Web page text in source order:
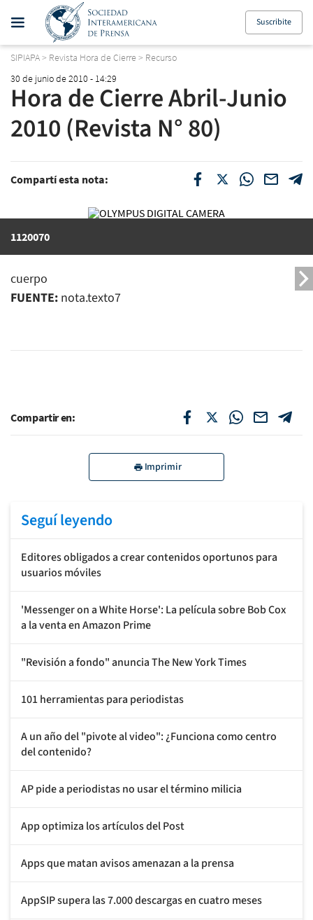
Suscribite
SIPIAPA> Revista Hora de Cierre> Recurso
30 de junio de 2010 - 14:29
Hora de Cierre Abril-Junio
2010 (Revista N° 80)
Compartí esta nota:
1120070
cuerpo
FUENTE: nota.texto7
Compartir en:
Imprimir
Seguí leyendo
Editores obligados a crear contenidos oportunos para
usuarios móviles
'Messenger on a White Horse': La película sobre Bob Cox
a la venta en Amazon Prime
"Revisión a fondo" anuncia The New York Times
101 herramientas para periodistas
A un año del "pivote al video": ¿Funciona como centro
del contenido?
AP pide a periodistas no usar el término milicia
App optimiza los artículos del Post
Apps que matan avisos amenazan a la prensa
AppSIP supera las 7.000 descargas en cuatro meses